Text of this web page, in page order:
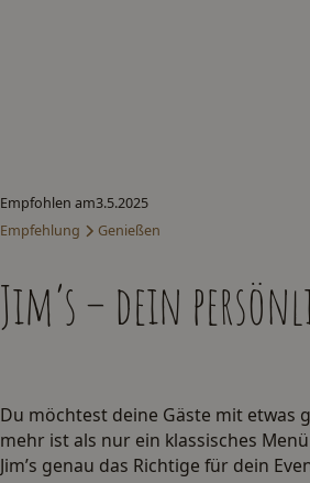
Empfohlen am3.5.2025
Empfehlung
Genießen
Jim’s – dein
Du möchtest deine Gäste mit etwas
mehr ist als nur ein klassisches
Jim’s genau das Richtige für dein